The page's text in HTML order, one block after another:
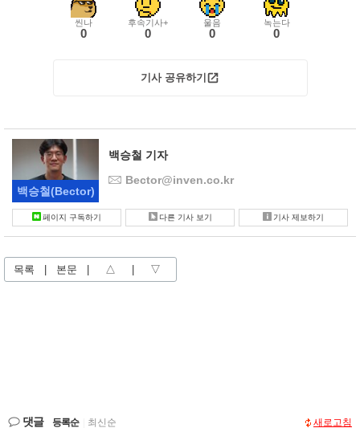
씬나
0
후속기사+
0
울음
0
녹는다
0
기사 공유하기
백승철(Bector)
백승철 기자
Bector@inven.co.kr
페이지 구독하기 다른 기사 보기 기사 제보하기
목록 | 본문 | △ | ▽
댓글 등록순 최신순 새로고침